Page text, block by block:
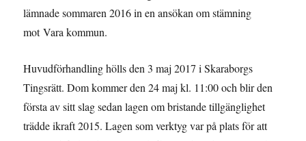
lämnade sommaren 2016 in en ansökan om stämning
mot Vara kommun.
Huvudförhandling hölls den 3 maj 2017 i Skaraborgs
Tingsrätt. Dom kommer den 24 maj kl. 11:00 och blir den
första av sitt slag sedan lagen om bristande tillgänglighet
trädde ikraft 2015. Lagen som verktyg var på plats för att